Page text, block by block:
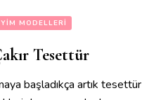
MODELLERI
Tesettür
başladıkça artık tesettür